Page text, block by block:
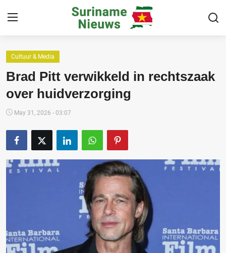
Home
Buitenland
Sport
Cultuur & Media
Deals!
Cultuur & Media
Brad Pitt verwikkeld in rechtszaak
over huidverzorging
May 31, 2026 - 03:07